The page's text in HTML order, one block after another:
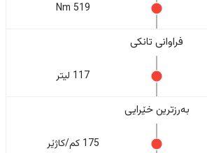
519 Nm
فراوانی تانکی
117 لیتر
بەرزترین خێرایی
175 کم/کاژێر